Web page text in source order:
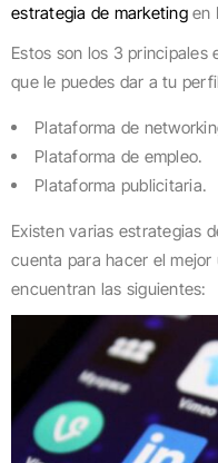
estrategia de marketingen
Estos son los 3 principales
que le puedes dar a tu
Plataforma de
Plataforma de empleo.
Plataforma publicitaria.
Existen varias estrategias
cuenta para hacer el
encuentran las siguientes: